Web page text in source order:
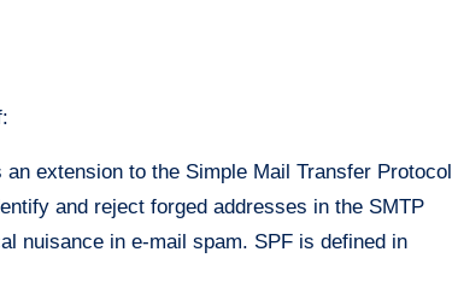
extension to the Simple Mail Transfer Protocol
and reject forged addresses in the SMTP
nuisance in e-mail spam. SPF is defined in